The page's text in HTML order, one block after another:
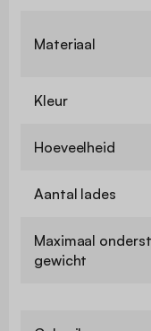
Materiaal
Kleur
Hoeveelheid
Aantal lades
Maximaal
gewicht